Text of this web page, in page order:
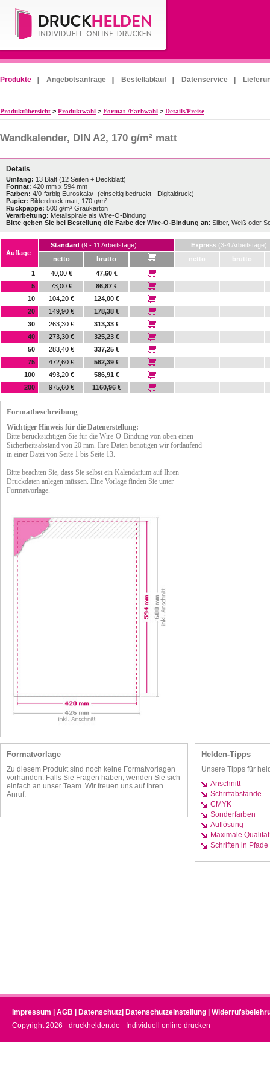
Produkte Angebotsanfrage Bestellablauf Datenservice
Produktübersicht > Produktwahl > Format-/Farbwahl > Details/Preise
Wandkalender, DIN A2, 170 g/m² matt
Details
Umfang: 13 Blatt (12 Seiten + Deckblatt)
Format: 420 mm x 594 mm
Farben: 4/0-farbig Euroskala/- (einseitig bedruckt - Digitaldruck)
Papier: Bilderdruck matt, 170 g/m²
Rückpappe: 500 g/m² Graukarton
Verarbeitung: Metallspirale als Wire-O-Bindung
Bitte geben Sie bei Bestellung die Farbe der Wire-O-Bindung an: Silber, Weiß oder
Auflage
Standard (9 - 11 Arbeitstage) Express (3-4 Arbeitstage)
netto
brutto netto
brutto
1
40,00 €
47,60 €
5
73,00 €
86,87 €
10
104,20 €
124,00 €
20
149,90 €
178,38 €
30
263,30 €
313,33 €
40
273,30 €
325,23 €
50
283,40 €
337,25 €
75
472,60 €
562,39 €
100
493,20 €
586,91 €
200
975,60 € 1160,96 €
Formatbeschreibung
Wichtiger Hinweis für die Datenerstellung:
Bitte berücksichtigen Sie für die Wire-O-Bindung von oben einen
Sicherheitsabstand von 20 mm. Ihre Daten benötigen wir fortlaufend
in einer Datei von Seite 1 bis Seite 13.
Bitte beachten Sie, dass Sie selbst ein Kalendarium auf Ihren
Druckdaten anlegen müssen. Eine Vorlage finden Sie unter
Formatvorlage.
Formatvorlage
Zu diesem Produkt sind noch keine Formatvorlagen
vorhanden. Falls Sie Fragen haben, wenden Sie sich
einfach an unser Team. Wir freuen uns auf Ihren
Anruf.
Helden-Tipps
Unsere Tipps für
Anschnitt
Schriftabstände
CMYK
Sonderfarben
Auflösung
Maximale Qualität
Schriften in
Impressum AGB Datenschutz Datenschutzeinstellung
Copyright 2026 - druckhelden.de - Individuell online drucken